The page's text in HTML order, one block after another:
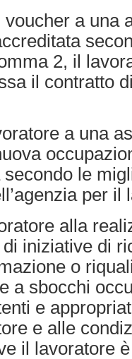
a una
2, il
il contratto
a una
le
per il
alla
di iniziative di
o
a sbocchi
e
e alle
il lavoratore